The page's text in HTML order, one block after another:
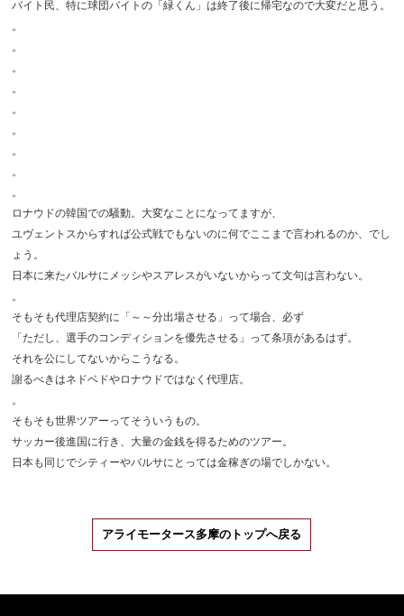
バイト民、特に球団バイトの「緑くん」は終了後に帰宅なので大変だと思う。
。
。
。
。
。
。
。
。
。
ロナウドの韓国での騒動。大変なことになってますが、
ユヴェントスからすれば公式戦でもないのに何でここまで言われるのか、でし
ょう。
日本に来たバルサにメッシやスアレスがいないからって文句は言わない。
。
そもそも代理店契約に「～～分出場させる」って場合、必ず
「ただし、選手のコンディションを優先させる」って条項があるはず。
それを公にしてないからこうなる。
謝るべきはネドベドやロナウドではなく代理店。
。
そもそも世界ツアーってそういうもの。
サッカー後進国に行き、大量の金銭を得るためのツアー。
日本も同じでシティーやバルサにとっては金稼ぎの場でしかない。
アライモータース多摩のトップへ戻る